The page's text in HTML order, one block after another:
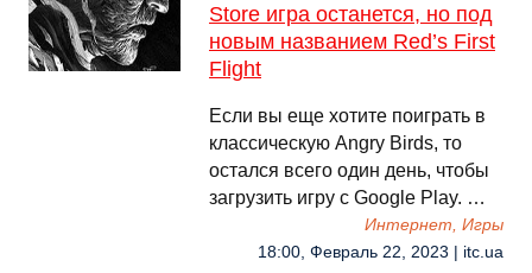
Store игра останется, но под
новым названием Red’s First
Flight
Если вы еще хотите поиграть в
классическую Angry Birds, то
остался всего один день, чтобы
загрузить игру с Google Play. …
Интернет, Игры
18:00, Февраль 22, 2023 | itc.ua